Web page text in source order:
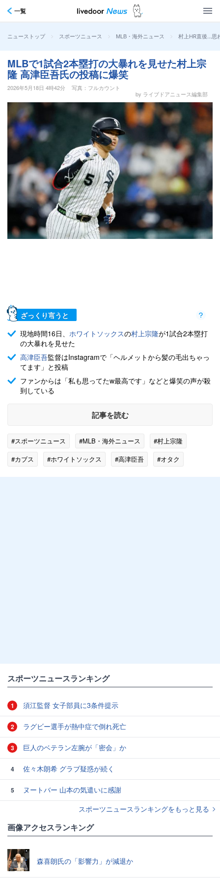
一覧
ニューストップ > スポーツニュース > MLB・海外ニュース > 村上HR直後…思
MLBで1試合2本塁打の大暴れを見せた村上宗
隆 高津臣吾氏の投稿に爆笑
2026年5月18日 4時42分
写真：フルカウント
by ライブドアニュース編集部
ざっくり言うと
現地時間16日、 ホワイトソックスの村上宗隆が1試合2本塁打
の大暴れを見せた
高津臣吾監督はInstagramで「ヘルメットから髪の毛出ちゃっ
てます」と投稿
ファンからは「私も思ってたw最高です」などと爆笑の声が殺
到している
記事を読む
#スポーツニュース #MLB・海外ニュース
#村上宗隆
#カブス
#ホワイトソックス #高津臣吾
#オタク
スポーツニュースランキング
1 須江監督 女子部員に3条件提示
2 ラグビー選手が熱中症で倒れ死亡
3 巨人のベテラン左腕が「密会」か
4 佐々木朗希 グラブ疑惑が続く
5
ヌートバー 山本の気遣いに感謝
スポーツニュースランキングをもっと見る
画像アクセスランキング
森喜朗氏の「影響力」が減退か